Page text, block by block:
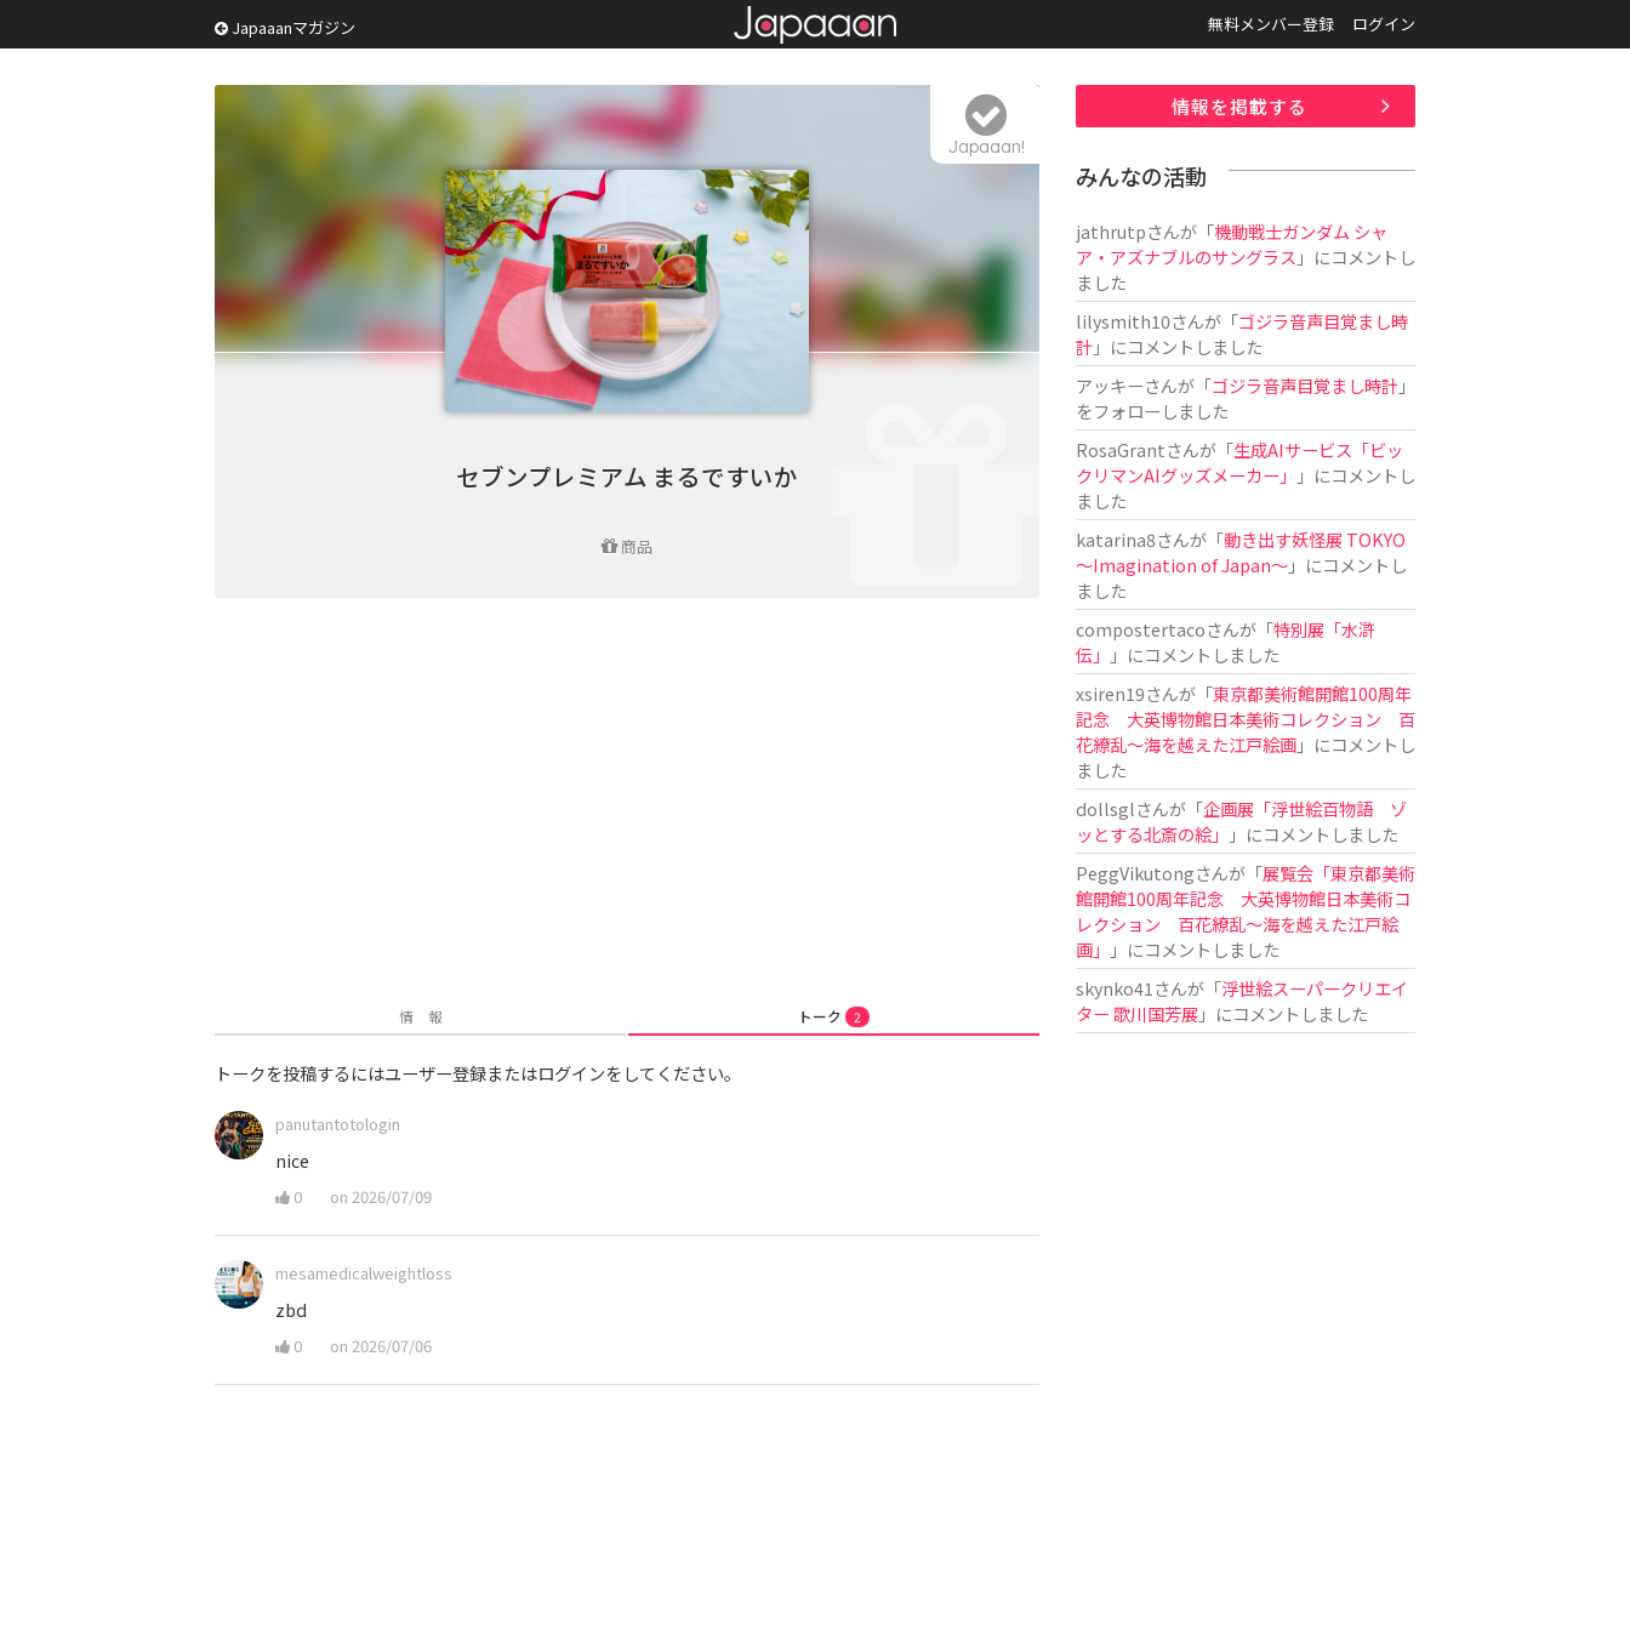
Japaaanマガジン 無料メンバー登録 ログイン
セブンプレミアム まるですいか
商品
Japaaan!
情 報 トーク 2
トークを投稿するにはユーザー登録またはログインをしてください。
panutantotologin
nice
0 on 2026/07/09
mesamedicalweightloss
zbd
0 on 2026/07/06
情報を掲載する
みんなの活動
jathrutpさんが「機動戦士ガンダム シャ
ア・アズナブルのサングラス 」にコメントし
ました
lilysmith10さんが「ゴジラ音声目覚まし時
計」にコメントしました
アッキーさんが「ゴジラ音声目覚まし時計」
をフォローしました
RosaGrantさんが「生成AIサービス「ビッ
クリマンAIグッズメーカー」
」にコメントし
ました
katarina8さんが「動き出す妖怪展 TOKYO
〜Imagination of Japan〜」にコメントし
ました
compostertacoさんが「特別展「水滸
伝」
」にコメントしました
xsiren19さんが「東京都美術館開館100周年
記念 大英博物館日本美術コレクション 百
花繚乱～海を越えた江戸絵画」にコメントし
ました
dollsglさんが「企画展「浮世絵百物語 ゾ
ッとする北斎の絵」
」にコメントしました
PeggVikutongさんが「展覧会「東京都美術
館開館100周年記念 大英博物館日本美術コ
レクション 百花繚乱〜海を越えた江戸絵
画」
」にコメントしました
skynko41 さんが「浮世絵スーパークリエイ
ター 歌川国芳展 」にコメントしました